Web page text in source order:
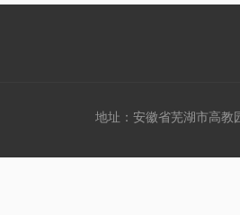
地址：安徽省芜湖市高